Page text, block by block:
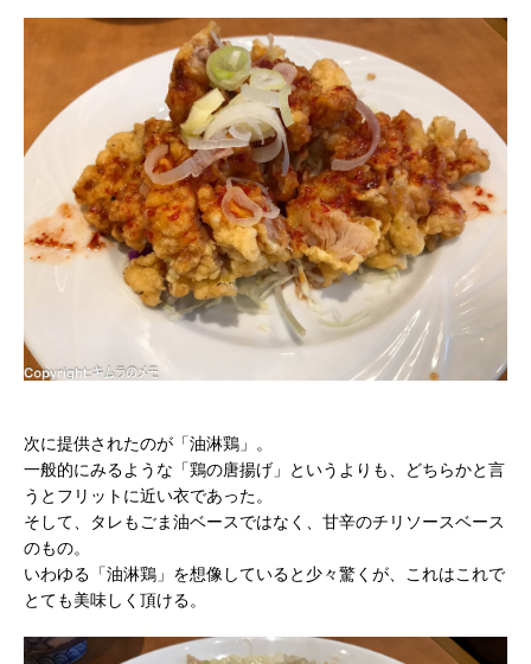
次に提供されたのが「油淋鶏」。
一般的にみるような「鶏の唐揚げ」というよりも、どちらかと言
うとフリットに近い衣であった。
そして、タレもごま油ベースではなく、甘辛のチリソースベース
のもの。
いわゆる「油淋鶏」を想像していると少々驚くが、これはこれで
とても美味しく頂ける。